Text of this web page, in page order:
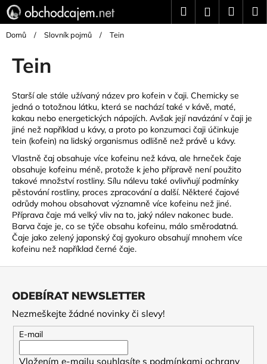
Přejít
na
obsah
HledatPřihlášení
Domů / Slovník pojmů / Tein
Tein
Starší ale stále užívaný název pro kofein v čaji. Chemicky se
jedná o totožnou látku, která se nachází také v kávě, maté,
kakau nebo energetických nápojích. Avšak její navázání v čaji je
jiné než například u kávy, a proto po konzumaci čaji účinkuje
tein (kofein) na lidský organismus odlišně než právě u kávy.
Vlastně čaj obsahuje více kofeinu než káva, ale hrneček čaje
obsahuje kofeinu méně, protože k jeho přípravě není použito
takové množství rostliny. Sílu nálevu také ovlivňují podmínky
pěstování rostliny, proces zpracování a další. Některé čajové
odrůdy mohou obsahovat významně více kofeinu než jiné.
Příprava čaje má velký vliv na to, jaký nálev nakonec bude.
Barva čaje je, co se týče obsahu kofeinu, málo směrodatná.
Čaje jako zelený japonský čaj gyokuro obsahují mnohem více
kofeinu než například černé čaje.
K
o
Zpět
Zpět
C
p
o
t
ř
e
b
u
j
e
t
e
n
j
í
t
ODEBÍRAT NEWSLETTER
Nezmeškejte žádné novinky či slevy!
E-mail
Vložením e-mailu souhlasíte s podmínkami ochrany